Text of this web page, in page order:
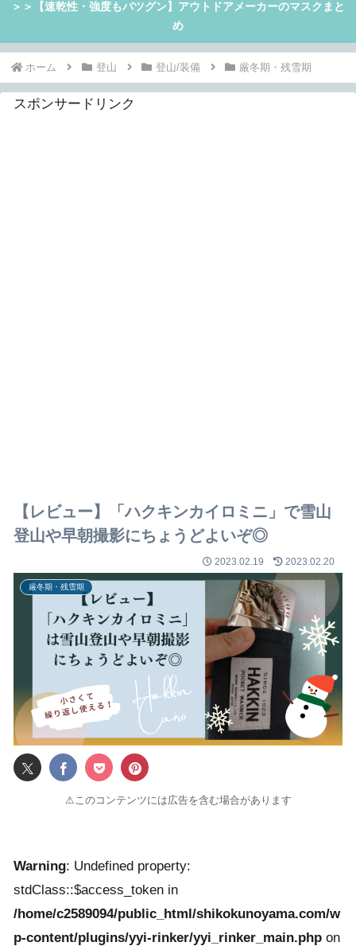
＞＞【速乾性・強度もバツグン】アウトドアメーカーのマスクまと
め
ホーム 登山 登山/装備 厳冬期・残雪期
スポンサードリンク
【レビュー】「ハクキンカイロミニ」で雪山
登山や早朝撮影にちょうどよいぞ◎
2023.02.19 2023.02.20
厳冬期・残雪期
⚠このコンテンツには広告を含む場合があります
Warning: Undefined property:
stdClass::$access_token in
/home/c2589094/public_html/shikokunoyama.com/w
p-content/plugins/yyi-rinker/yyi_rinker_main.php on